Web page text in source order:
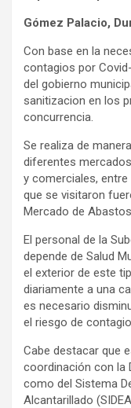
Gómez Palacio,
Con base en la
contagios por
del gobierno
sanitizacion en los
concurrencia.
Se realiza de
diferentes
y comerciales,
que se visitaron
Mercado de
El personal de la
depende de Salud
el exterior de este
diariamente a una
es necesario
el riesgo de
Cabe destacar que
coordinación con la
como del Sistema
Alcantarillado